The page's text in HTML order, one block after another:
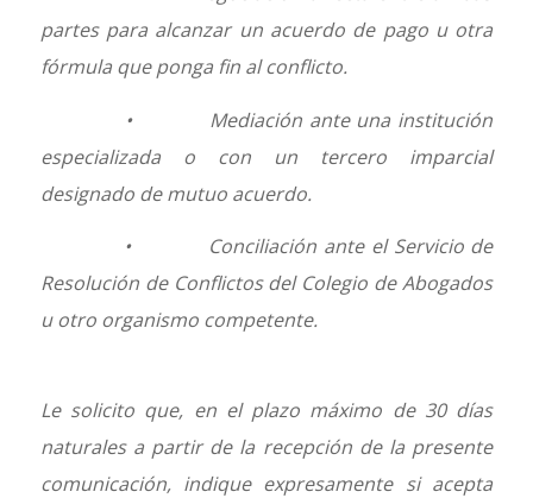
partes para alcanzar un acuerdo de pago u otra
fórmula que ponga fin al conflicto.
• Mediación ante una institución
especializada o con un tercero imparcial
designado de mutuo acuerdo.
• Conciliación ante el Servicio de
Resolución de Conflictos del Colegio de Abogados
u otro organismo competente.
Le solicito que, en el plazo máximo de 30 días
naturales a partir de la recepción de la presente
comunicación, indique expresamente si acepta